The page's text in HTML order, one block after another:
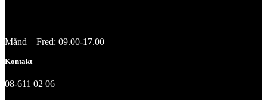
Månd – Fred: 09.00-17.00
Kontakt
08-611 02 06